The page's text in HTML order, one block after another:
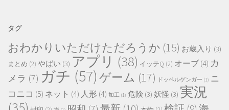
タグ
おわかりいただけただろうか (15) お蔵入り (3)
まとめ (2) やばい (3) アプリ (38) イッテQ (2) オーブ (4) カ
メラ (7) ガチ (57) ゲーム (17) ドッペルゲンガー (1) ニ
コニコ (5) ネット (4) 人形 (4) 加工 (1) 危険 (3) 妖怪 (3) 実況